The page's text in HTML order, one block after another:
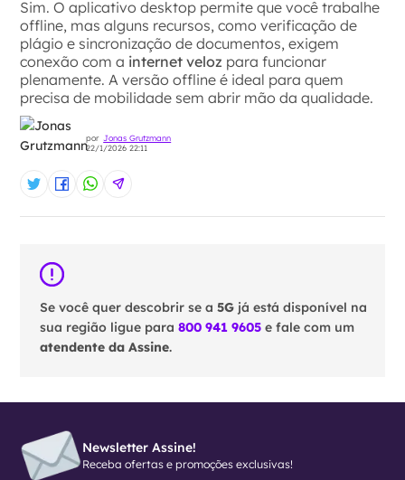
Sim. O aplicativo desktop permite que você trabalhe
offline, mas alguns recursos, como verificação de
plágio e sincronização de documentos, exigem
conexão com a internet veloz para funcionar
plenamente. A versão offline é ideal para quem
precisa de mobilidade sem abrir mão da qualidade.
por Jonas Grutzmann
22/1/2026 22:11
Se você quer descobrir se a5G já está disponível na
sua região ligue para800 941 9605 e fale com um
atendente da Assine.
Newsletter Assine!
Receba ofertas e promoções exclusivas!